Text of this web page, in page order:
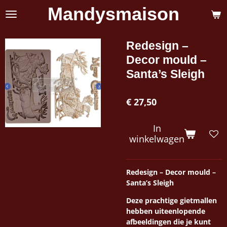
Ga
direct
hoofdinhoud
Mandysmaison
Redesign –
Decor mould –
Santa’s Sleigh
€ 27,50
In
winkelwagen
Redesign – Decor mould –
Santa’s Sleigh
Deze prachtige gietmallen
hebben uiteenlopende
afbeeldingen die je kunt